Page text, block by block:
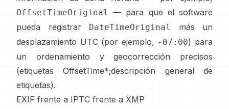
OffsetTimeOriginal — para que el software
pueda registrar DateTimeOriginal
más un
desplazamiento UTC (por ejemplo, -07:00) para
un ordenamiento y geocorrección precisos
(etiquetas OffsetTime*;descripción general de
etiquetas).
EXIF frente a IPTC frente a XMP